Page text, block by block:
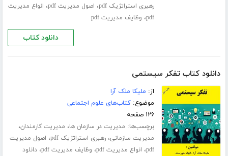
رهبری استراتژیک pdf ، اصول مدیریت pdf ، انواع مدیریت
pdf، وظایف مدیریت pdf
دانلود کتاب
دانلود کتاب تفکر سیستمی
از: ملیکا ملک آرا
موضوع:کتاب‌های علوم اجتماعی
۱۲۶ صفحه
برچسب‌ها: مدیریت در سازمان ها، مدیریت کارمندان،
مدیریت سازمانی،رهبری استراتژیک pdf ، اصول مدیریت
pdf، انواع مدیریت pdf ، وظایف مدیریت pdf ،دانلود